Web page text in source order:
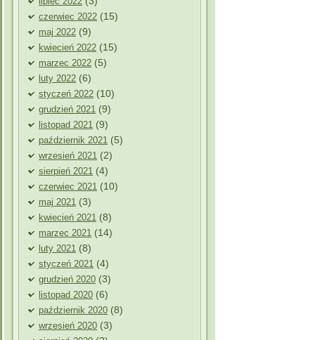
czerwiec 2022 (15)
maj 2022 (9)
kwiecień 2022 (15)
marzec 2022 (5)
luty 2022 (6)
styczeń 2022 (10)
grudzień 2021 (9)
listopad 2021 (9)
październik 2021 (5)
wrzesień 2021 (2)
sierpień 2021 (4)
czerwiec 2021 (10)
maj 2021 (3)
kwiecień 2021 (8)
marzec 2021 (14)
luty 2021 (8)
styczeń 2021 (4)
grudzień 2020 (3)
listopad 2020 (6)
październik 2020 (8)
wrzesień 2020 (3)